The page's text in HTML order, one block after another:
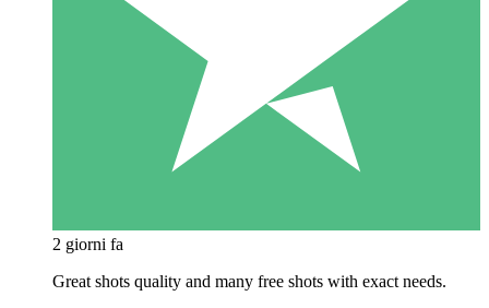
2 giorni fa
Great shots quality and many free shots with exact needs.